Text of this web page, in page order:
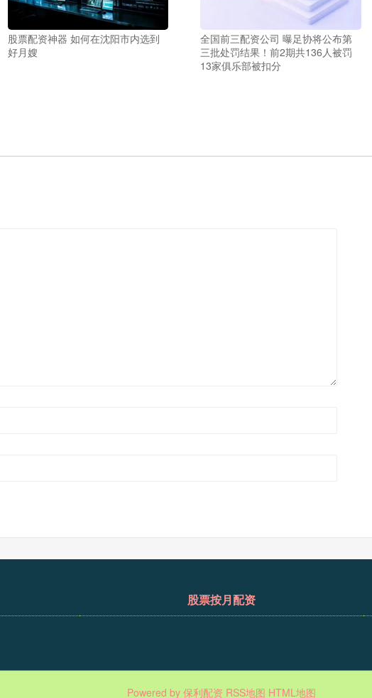
股票配资神器 如何在沈阳市内选到
好月嫂
全国前三配资公司 曝足协将公布第
三批处罚结果！前2期共136人被罚
13家俱乐部被扣分
股票按月配资
Powered by 保利配资 RSS地图 HTML地图